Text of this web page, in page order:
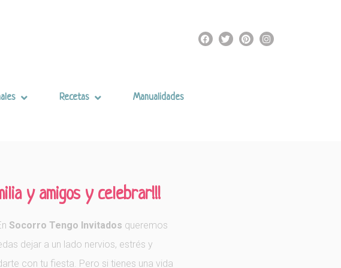
Recetas Manualidades
y amigos y celebrar!!!
Socorro Tengo Invitados queremos
dejar a un lado nervios, estrés y
con tu fiesta. Pero si tienes una vida